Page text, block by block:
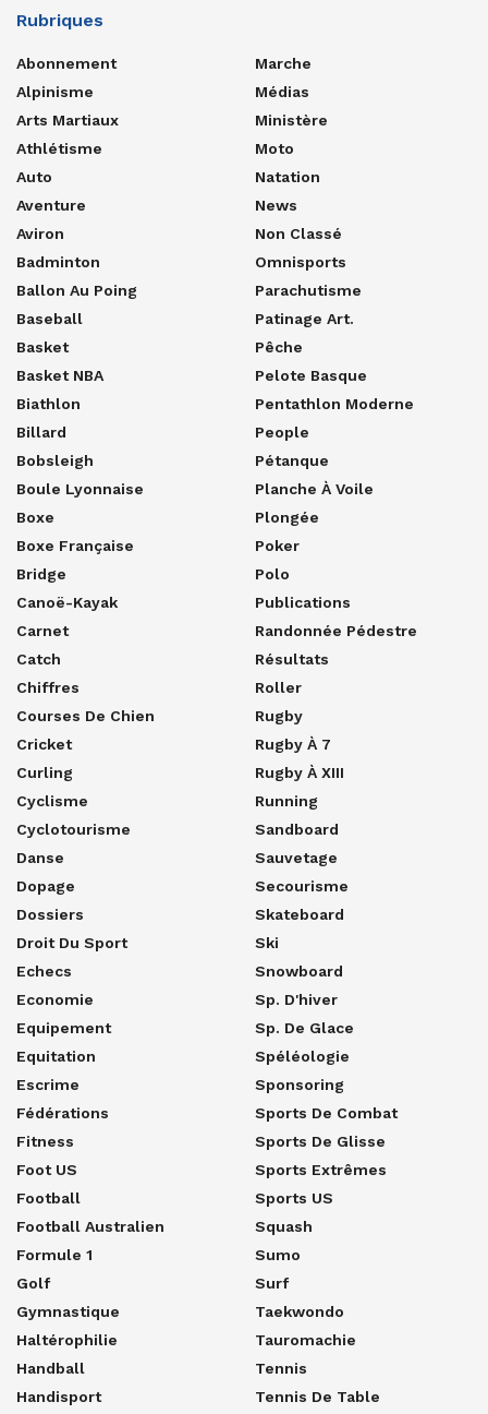
Rubriques
Abonnement
Alpinisme
Arts Martiaux
Athlétisme
Auto
Aventure
Aviron
Badminton
Ballon Au Poing
Baseball
Basket
Basket NBA
Biathlon
Billard
Bobsleigh
Boule Lyonnaise
Boxe
Boxe Française
Bridge
Canoë-Kayak
Carnet
Catch
Chiffres
Courses De Chien
Cricket
Curling
Cyclisme
Cyclotourisme
Danse
Dopage
Dossiers
Droit Du Sport
Echecs
Economie
Equipement
Equitation
Escrime
Fédérations
Fitness
Foot US
Football
Football Australien
Formule 1
Golf
Gymnastique
Haltérophilie
Handball
Handisport
Marche
Médias
Ministère
Moto
Natation
News
Non Classé
Omnisports
Parachutisme
Patinage Art.
Pêche
Pelote Basque
Pentathlon Moderne
People
Pétanque
Planche À Voile
Plongée
Poker
Polo
Publications
Randonnée Pédestre
Résultats
Roller
Rugby
Rugby À 7
Rugby À XIII
Running
Sandboard
Sauvetage
Secourisme
Skateboard
Ski
Snowboard
Sp. D'hiver
Sp. De Glace
Spéléologie
Sponsoring
Sports De Combat
Sports De Glisse
Sports Extrêmes
Sports US
Squash
Sumo
Surf
Taekwondo
Tauromachie
Tennis
Tennis De Table